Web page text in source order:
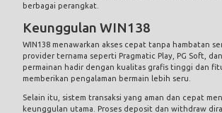
berbagai perangkat.
Keunggulan WIN138
WIN138 menawarkan akses cepat tanpa hambatan
provider ternama seperti Pragmatic Play, PG Soft,
permainan hadir dengan kualitas grafis tinggi dan
memberikan pengalaman bermain lebih seru.
Selain itu, sistem transaksi yang aman dan cepat
keunggulan utama. Proses deposit dan withdraw